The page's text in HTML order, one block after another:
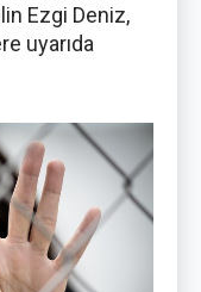
Ezgi Deniz,
uyarıda